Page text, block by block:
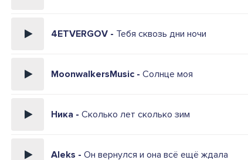
4ETVERGOV - Тебя сквозь дни ночи
MoonwalkersMusic - Солнце моя
Ника - Сколько лет сколько зим
Aleks - Он вернулся и она всё ещё ждала